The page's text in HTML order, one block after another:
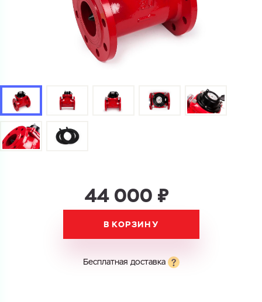
44 000 ₽
В КОРЗИНУ
Бесплатная доставка